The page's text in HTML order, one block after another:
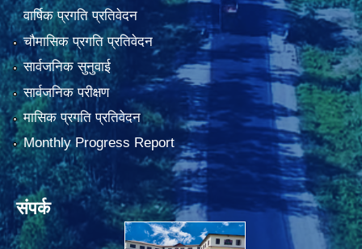
वार्षिक प्रगति प्रतिवेदन
चौमासिक प्रगति प्रतिवेदन
सार्वजनिक सुनुवाई
सार्वजनिक परीक्षण
मासिक प्रगति प्रतिवेदन
Monthly Progress Report
संपर्क